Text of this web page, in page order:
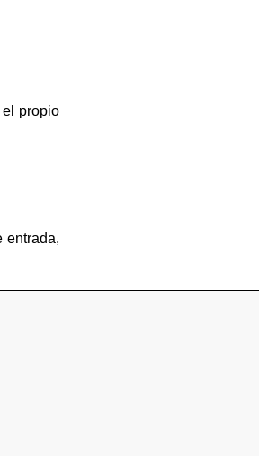
propio
entrada,